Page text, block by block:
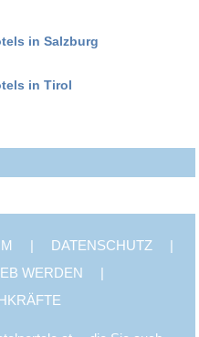
in Salzburg
in Tirol
| DATENSCHUTZ
|
WERDEN
|